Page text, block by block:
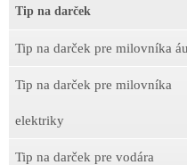
Tip na darček
Tip na darček pre milovníka
Tip na darček pre milovníka
elektriky
Tip na darček pre vodára